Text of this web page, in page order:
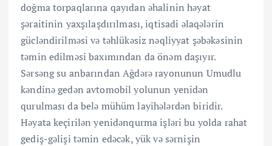
doğma torpaqlarına qayıdan əhalinin həyat
şəraitinin yaxşılaşdırılması, iqtisadi əlaqələrin
gücləndirilməsi və təhlükəsiz nəqliyyat şəbəkəsinin
təmin edilməsi baxımından da önəm daşıyır.
Sərsəng su anbarından Ağdərə rayonunun Umudlu
kəndinə gedən avtomobil yolunun yenidən
qurulması da belə mühüm layihələrdən biridir.
Həyata keçirilən yenidənqurma işləri bu yolda rahat
gediş-gəlişi təmin edəcək, yük və sərnişin